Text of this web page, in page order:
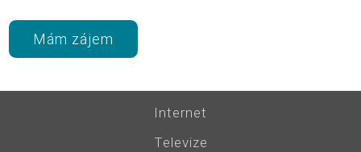
Mám zájem
Internet
Televize